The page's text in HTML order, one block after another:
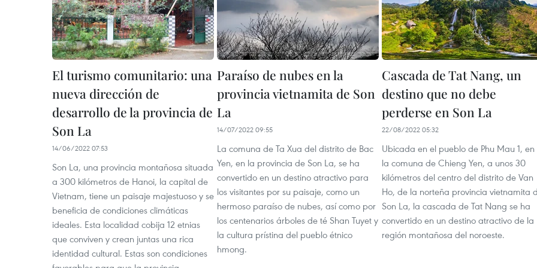
El turismo comunitario: una
nueva dirección de
desarrollo de la provincia de
Son La
14/06/2022 07:53
Son La, una provincia montañosa situada
a 300 kilómetros de Hanoi, la capital de
Vietnam, tiene un paisaje majestuoso y se
beneficia de condiciones climáticas
ideales. Esta localidad cobija 12 etnias
que conviven y crean juntas una rica
identidad cultural. Estas son condiciones
Paraíso de nubes en la
provincia vietnamita de Son
La
14/07/2022 09:55
La comuna de Ta Xua del distrito de Bac
Yen, en la provincia de Son La, se ha
convertido en un destino atractivo para
los visitantes por su paisaje, como un
hermoso paraíso de nubes, así como por
los centenarios árboles de té Shan Tuyet y
la cultura prístina del pueblo étnico
hmong.
Cascada de Tat Nang, un
destino que no debe
perderse en Son La
22/08/2022 05:32
Ubicada en el pueblo de Phu Mau 1, en
la comuna de Chieng Yen, a unos 30
kilómetros del centro del distrito de Van
Ho, de la norteña provincia vietnamita
Son La, la cascada de Tat Nang se ha
convertido en un destino atractivo de la
región montañosa del noroeste.